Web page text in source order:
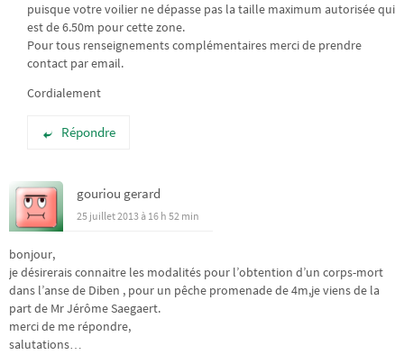
puisque votre voilier ne dépasse pas la taille maximum autorisée qui
est de 6.50m pour cette zone.
Pour tous renseignements complémentaires merci de prendre
contact par email.
Cordialement
Répondre
gouriou gerard
25 juillet 2013 à 16 h 52 min
bonjour,
je désirerais connaitre les modalités pour l’obtention d’un corps-mort
dans l’anse de Diben , pour un pêche promenade de 4m,je viens de la
part de Mr Jérôme Saegaert.
merci de me répondre,
salutations…